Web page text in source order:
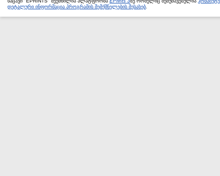
დეტალური ინფორმაცია პროგრამის შემქმნელების შესახებ.